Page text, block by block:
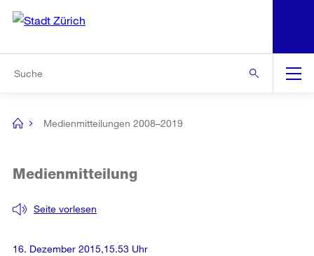
Navigation
[no
Medienmitteilungen 2008–2019
Seite vorlesen
Medienmitteilung
16. Dezember 2015,15.53 Uhr